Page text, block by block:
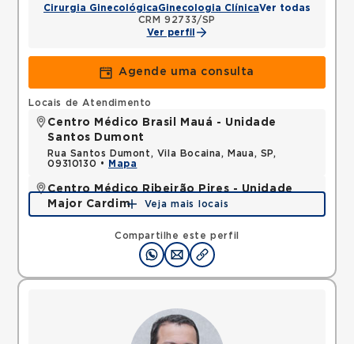
Cirurgia GinecológicaGinecologia ClínicaVer todas
CRM 92733/SP
Ver perfil
Agende uma consulta
Compartilhe este perfil
Locais de Atendimento
Centro Médico Brasil Mauá - Unidade
Santos Dumont
Rua Santos Dumont, Vila Bocaina, Maua, SP,
09310130 •
Mapa
Centro Médico Ribeirão Pires - Unidade
Major Cardim
Rua Major Cardim, Suissa, Ribeirao Pires, SP,
Mapa
Veja mais locais